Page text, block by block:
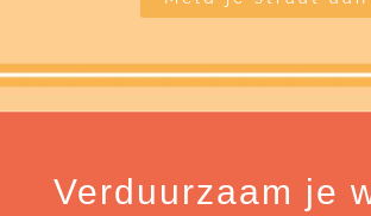
Verduurzaam je